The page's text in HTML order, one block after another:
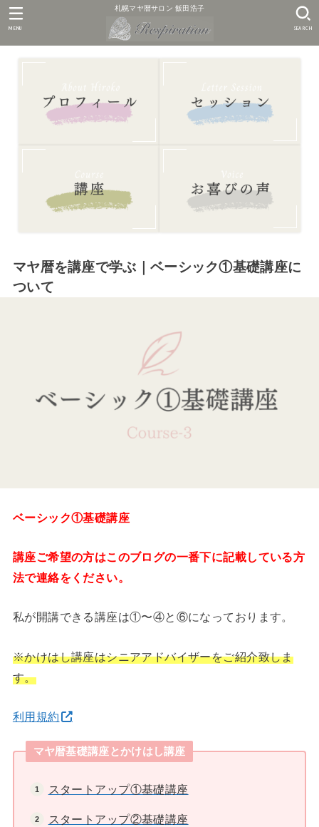
札幌マヤ暦サロン 飯田浩子
SEARCH
MENU
マヤ暦を講座で学ぶ｜ベーシック①基礎講座に
ついて
ベーシック①基礎講座
講座ご希望の方はこのブログの一番下に記載している方
法で連絡をください。
私が開講できる講座は①〜④と⑥になっております。
※かけはし講座はシニアアドバイザーをご紹介致しま
す。
利用規約
マヤ暦基礎講座とかけはし講座
スタートアップ①基礎講座
スタートアップ②基礎講座